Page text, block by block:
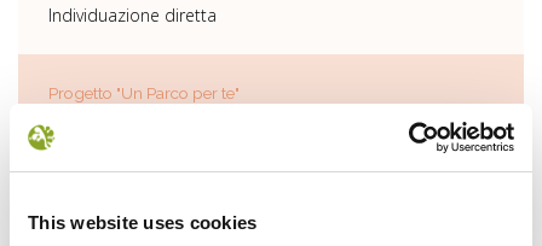
This website uses cookies
Individuazione diretta
Progetto "Un Parco per te"
DATA:
11/12/2014
NUMERO DETERMINA: